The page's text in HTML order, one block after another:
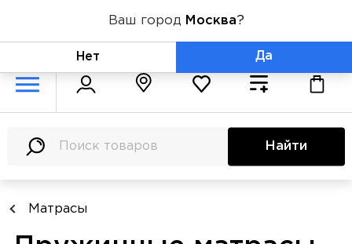
+7 (800) 775-71-06
Найти
Матрасы
Ваш город Москва?
Нет Да